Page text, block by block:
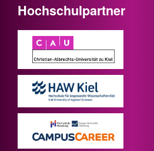
Hochschulpartner